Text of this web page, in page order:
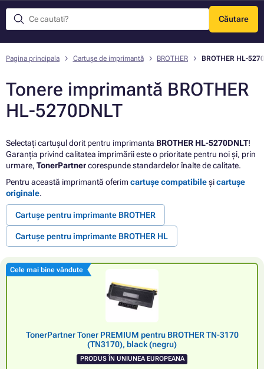
Căutare
Meniu
Pagina principala Cartușe de imprimantă BROTHER BROTHER HL-
Tonere imprimantă BROTHER
HL-5270DNLT
Selectați cartușul dorit pentru imprimanta BROTHER HL-5270DNLT!
Garanția privind calitatea imprimării este o prioritate pentru noi și, prin
urmare, TonerPartnercorespunde standardelor înalte de calitate.
Pentru această imprimantă oferimcartușe compatibileșicartușe
originale.
Cartușe pentru imprimante BROTHER
Cartușe pentru imprimante BROTHER HL
Cele mai bine vândute
TonerPartner Toner PREMIUM pentru BROTHER TN-3170
(TN3170), black (negru)
PRODUS ÎN UNIUNEA EUROPEANA